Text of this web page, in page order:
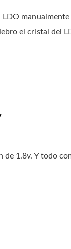
el cristal del
de 1.8v. Y todo